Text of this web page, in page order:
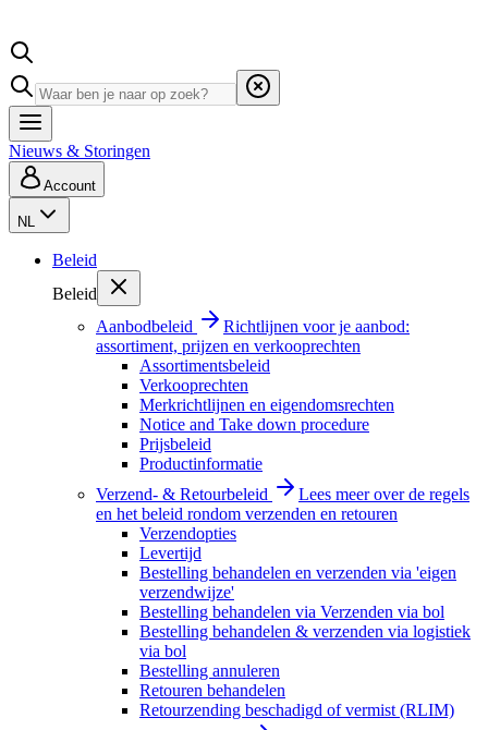
Nieuws & Storingen
Account
NL
Beleid
Beleid
Aanbodbeleid
Richtlijnen voor je aanbod:
assortiment, prijzen en verkooprechten
Assortimentsbeleid
Verkooprechten
Merkrichtlijnen en eigendomsrechten
Notice and Take down procedure
Prijsbeleid
Productinformatie
Verzend- & Retourbeleid
Lees meer over de regels
en het beleid rondom verzenden en retouren
Verzendopties
Levertijd
Bestelling behandelen en verzenden via 'eigen
verzendwijze'
Bestelling behandelen via Verzenden via bol
Bestelling behandelen & verzenden via logistiek
via bol
Bestelling annuleren
Retouren behandelen
Retourzending beschadigd of vermist (RLIM)